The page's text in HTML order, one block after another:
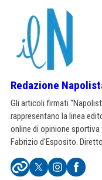
Redazione
Gli articoli firmati
rappresentano la linea
online di opinione
Fabrizio d'Esposito.